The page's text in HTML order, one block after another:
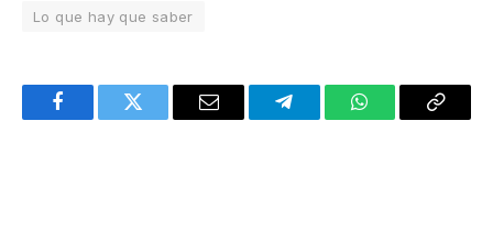
Lo que hay que saber
FacebookTwitter Email TelegramWhatsAppCopy